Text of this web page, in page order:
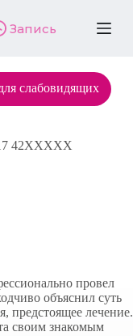
Запись
слабовидящих
42XXXXX
провел
объяснил суть
предстоящее лечение.
своим знакомым